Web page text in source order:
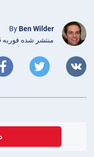
By Ben Wilder
منتشر شده فوریه 25, 2024 • 5 دقیقه برای مطالعه